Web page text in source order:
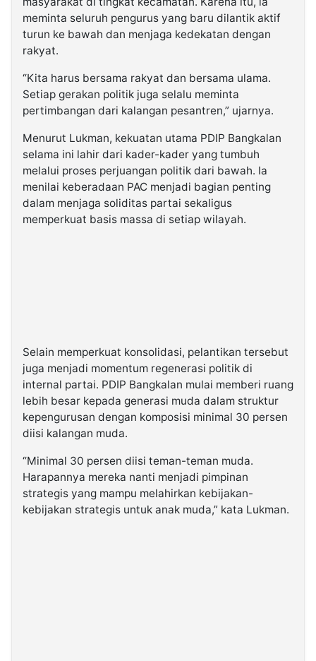
meminta seluruh pengurus yang baru dilantik aktif
turun ke bawah dan menjaga kedekatan dengan
rakyat.
“Kita harus bersama rakyat dan bersama ulama.
Setiap gerakan politik juga selalu meminta
pertimbangan dari kalangan pesantren,” ujarnya.
Menurut Lukman, kekuatan utama PDIP Bangkalan
selama ini lahir dari kader-kader yang tumbuh
melalui proses perjuangan politik dari bawah. Ia
menilai keberadaan PAC menjadi bagian penting
dalam menjaga soliditas partai sekaligus
memperkuat basis massa di setiap wilayah.
Selain memperkuat konsolidasi, pelantikan tersebut
juga menjadi momentum regenerasi politik di
internal partai. PDIP Bangkalan mulai memberi ruang
lebih besar kepada generasi muda dalam struktur
kepengurusan dengan komposisi minimal 30 persen
diisi kalangan muda.
“Minimal 30 persen diisi teman-teman muda.
Harapannya mereka nanti menjadi pimpinan
strategis yang mampu melahirkan kebijakan-
kebijakan strategis untuk anak muda,” kata Lukman.